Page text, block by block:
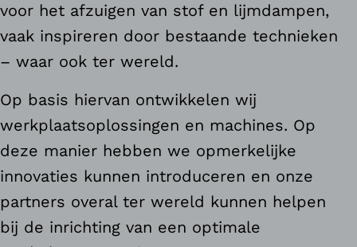
voor het afzuigen van stof en lijmdampen,
vaak inspireren door bestaande technieken
– waar ook ter wereld.
Op basis hiervan ontwikkelen wij
werkplaatsoplossingen en machines. Op
deze manier hebben we opmerkelijke
innovaties kunnen introduceren en onze
partners overal ter wereld kunnen helpen
bij de inrichting van een optimale